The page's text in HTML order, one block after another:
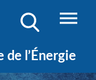
l’Énergie